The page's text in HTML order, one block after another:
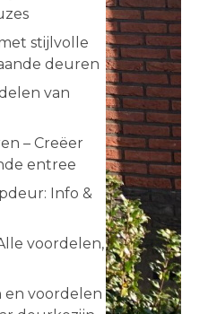
stijlvolle
deuren
van
– Creëer
entree
Info &
voordelen,
en voordelen